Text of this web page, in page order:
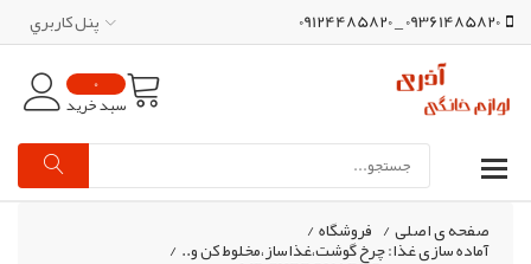
09361485820 _ 09124485820 پنل کاربري
0
سبد خرید
صفحه ی اصلی/ فروشگاه/
آماده سازی غذا: چرخ گوشت،غذاساز،مخلوط کن و.. /